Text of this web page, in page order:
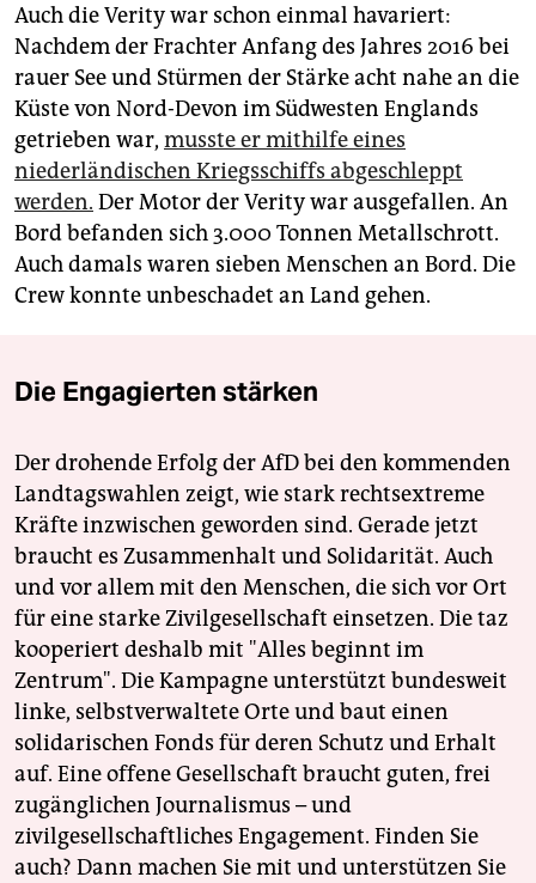
Auch die Verity war schon einmal havariert:
Nachdem der Frachter Anfang des Jahres 2016 bei
rauer See und Stürmen der Stärke acht nahe an die
Küste von Nord-Devon im Südwesten Englands
getrieben war, musste er mithilfe eines
niederländischen Kriegsschiffs abgeschleppt
werden. Der Motor der Verity war ausgefallen. An
Bord befanden sich 3.000 Tonnen Metallschrott.
Auch damals waren sieben Menschen an Bord. Die
Crew konnte unbeschadet an Land gehen.
Die Engagierten stärken
Der drohende Erfolg der AfD bei den kommenden
Landtagswahlen zeigt, wie stark rechtsextreme
Kräfte inzwischen geworden sind. Gerade jetzt
braucht es Zusammenhalt und Solidarität. Auch
und vor allem mit den Menschen, die sich vor Ort
für eine starke Zivilgesellschaft einsetzen. Die taz
kooperiert deshalb mit "Alles beginnt im
Zentrum". Die Kampagne unterstützt bundesweit
linke, selbstverwaltete Orte und baut einen
solidarischen Fonds für deren Schutz und Erhalt
auf. Eine offene Gesellschaft braucht guten, frei
zugänglichen Journalismus – und
zivilgesellschaftliches Engagement. Finden Sie
auch? Dann machen Sie mit und unterstützen Sie